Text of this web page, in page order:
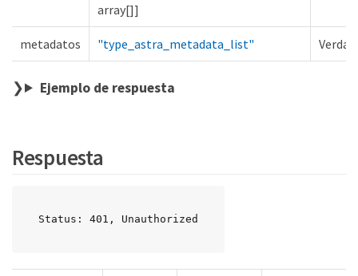
array[]]
metadatos "type_astra_metadata_list"
Ejemplo de respuesta
Respuesta
Status: 401, Unauthorized